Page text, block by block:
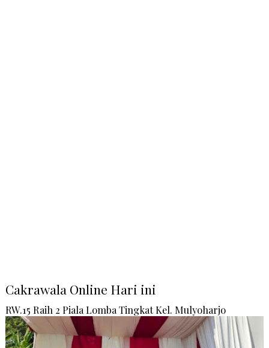
Cakrawala Online Hari ini
RW.15 Raih 2 Piala Lomba Tingkat Kel. Mulyoharjo